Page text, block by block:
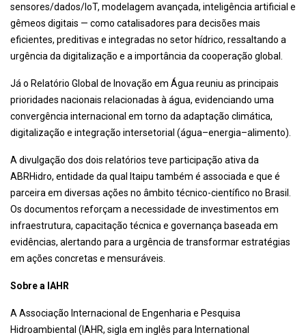
sensores/dados/IoT, modelagem avançada, inteligência artificial e
gêmeos digitais — como catalisadores para decisões mais
eficientes, preditivas e integradas no setor hídrico, ressaltando a
urgência da digitalização e a importância da cooperação global.
Já o Relatório Global de Inovação em Água reuniu as principais
prioridades nacionais relacionadas à água, evidenciando uma
convergência internacional em torno da adaptação climática,
digitalização e integração intersetorial (água–energia–alimento).
A divulgação dos dois relatórios teve participação ativa da
ABRHidro, entidade da qual Itaipu também é associada e que é
parceira em diversas ações no âmbito técnico-científico no Brasil.
Os documentos reforçam a necessidade de investimentos em
infraestrutura, capacitação técnica e governança baseada em
evidências, alertando para a urgência de transformar estratégias
em ações concretas e mensuráveis.
Sobre a IAHR
A Associação Internacional de Engenharia e Pesquisa
Hidroambiental (IAHR, sigla em inglês para International